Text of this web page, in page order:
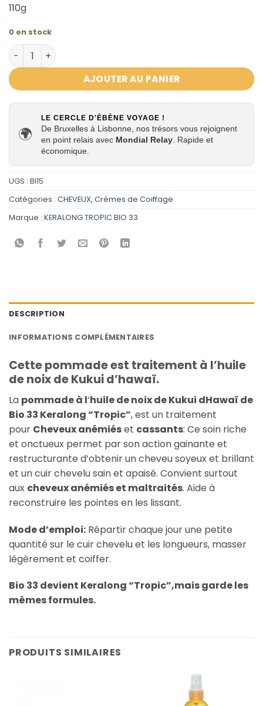
110g
0 en stock
quantité de Pommade à l'huile de noix de Kukui d'hawaï
AJOUTER AU PANIER
🌍
LE CERCLE D'ÉBÈNE VOYAGE !
De Bruxelles à Lisbonne, nos trésors vous rejoignent
en point relais avec Mondial Relay. Rapide et
économique.
UGS : BI15
Catégories : CHEVEUX, Crèmes de Coiffage
Marque : KERALONG TROPIC BIO 33
DESCRIPTION
INFORMATIONS COMPLÉMENTAIRES
Cette pommade est traitement à l’huile
de noix de Kukui d’hawaï.
La pommade à l‘huile de noix de Kukui dHawaï de
Bio 33 Keralong “Tropic”, est un traitement
pour Cheveux anémiéset cassants: Ce soin riche
et onctueux permet par son action gainante et
restructurante d’obtenir un cheveu soyeux et brillant
et un cuir chevelu sain et apaisé. Convient surtout
aux cheveux anémiés et maltraités. Aide à
reconstruire les pointes en les lissant.
Mode d’emploi: Répartir chaque jour une petite
quantité sur le cuir chevelu et les longueurs, masser
légèrement et coiffer.
Bio 33 devient Keralong “Tropic”,mais garde les
mêmes formules.
PRODUITS SIMILAIRES